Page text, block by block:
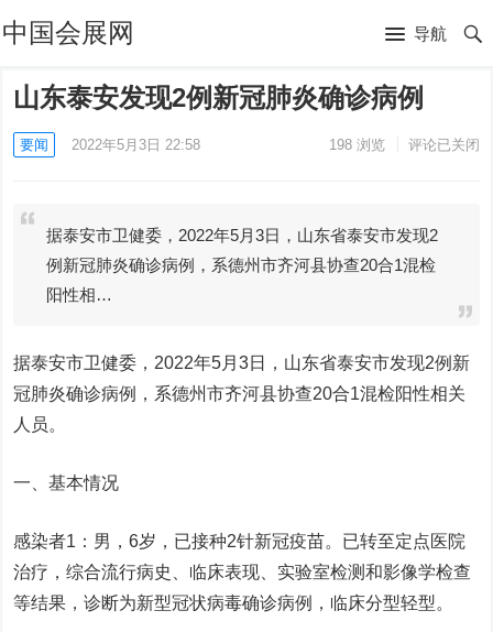
中国会展网 导航
山东泰安发现2例新冠肺炎确诊病例
要闻 2022年5月3日 22:58 198浏览 评论已关闭
据泰安市卫健委，2022年5月3日，山东省泰安市发现2
例新冠肺炎确诊病例，系德州市齐河县协查20合1混检
阳性相…
据泰安市卫健委，2022年5月3日，山东省泰安市发现2例新
冠肺炎确诊病例，系德州市齐河县协查20合1混检阳性相关
人员。
一、基本情况
感染者1：男，6岁，已接种2针新冠疫苗。已转至定点医院
治疗，综合流行病史、临床表现、实验室检测和影像学检查
等结果，诊断为新型冠状病毒确诊病例，临床分型轻型。